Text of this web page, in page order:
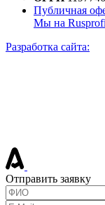
Публичная
Мы на
Разработка сайта:
Отправить заявку